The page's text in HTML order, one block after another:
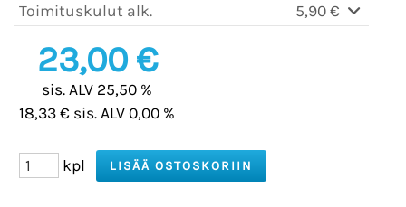
Toimituskulut alk.
5,90 €
23,00 €
sis. ALV 25,50 %
18,33 € sis. ALV 0,00 %
kpl